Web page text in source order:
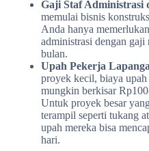
Gaji Staf Administrasi
memulai bisnis
Anda hanya
administrasi dengan gaji
bulan.
Upah Pekerja
proyek kecil, biaya
mungkin berkisar
Untuk proyek besar
terampil seperti tukang
upah mereka bisa
hari.